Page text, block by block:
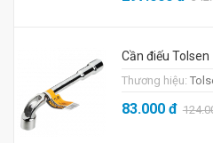
Cần điếu
Thương hiệu:
83.000đ